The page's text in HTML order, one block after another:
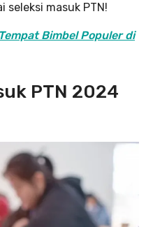
seleksi masuk PTN!
Bimbel Populer di
PTN 2024